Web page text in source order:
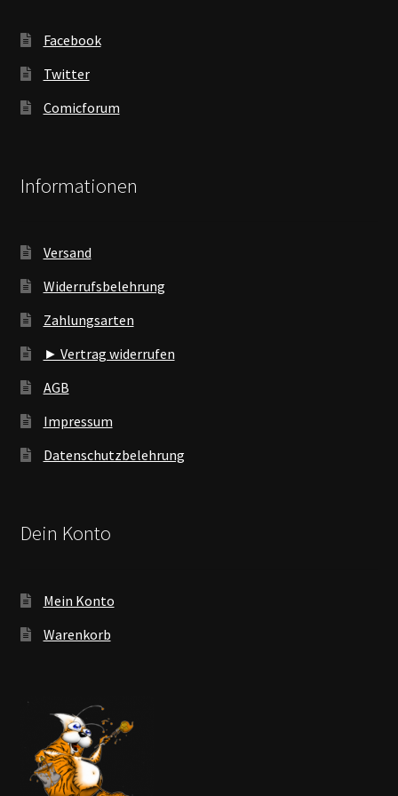
Facebook
Twitter
Comicforum
Informationen
Versand
Widerrufsbelehrung
Zahlungsarten
► Vertrag widerrufen
AGB
Impressum
Datenschutzbelehrung
Dein Konto
Mein Konto
Warenkorb